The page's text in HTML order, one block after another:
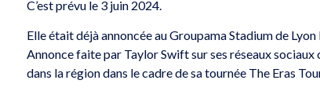
C’est prévu le 3 juin 2024.
Elle était déjà annoncée au Groupama Stadium de
Annonce faite par Taylor Swift sur ses réseaux
dans la région dans le cadre de sa tournée The Eras